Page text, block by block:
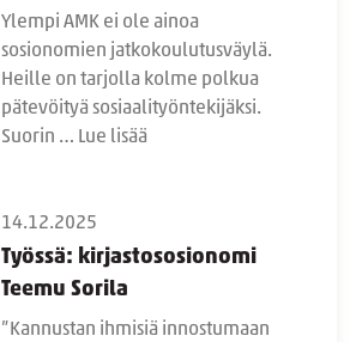
Ylempi AMK ei ole ainoa
sosionomien jatkokoulutusväylä.
Heille on tarjolla kolme polkua
pätevöityä sosiaalityöntekijäksi.
Suorin … Lue lisää
14.12.2025
Työssä: kirjastososionomi
Teemu Sorila
”Kannustan ihmisiä innostumaan